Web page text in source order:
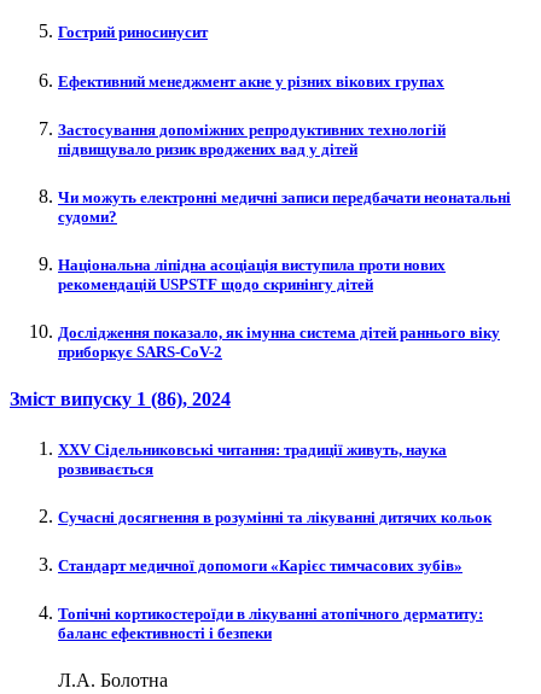
Гострий риносинусит
Ефективний менеджмент акне у різних вікових групах
Застосування допоміжних репродуктивних технологій
підвищувало ризик вроджених вад у дітей
Чи можуть електронні медичні записи передбачати неонатальні
судоми?
Національна ліпідна асоціація виступила проти нових
рекомендацій USPSTF щодо скринінгу дітей
Дослідження показало, як імунна система дітей раннього віку
приборкує SARS-CoV-2
Зміст випуску 1 (86), 2024
XXV Сідельниковські читання: традиції живуть, наука
розвивається
Сучасні досягнення в розумінні та лікуванні дитячих кольок
Стандарт медичної допомоги «Карієс тимчасових зубів»
Топічні кортикостероїди в лікуванні атопічного дерматиту:
баланс ефективності і безпеки
Л.А. Болотна